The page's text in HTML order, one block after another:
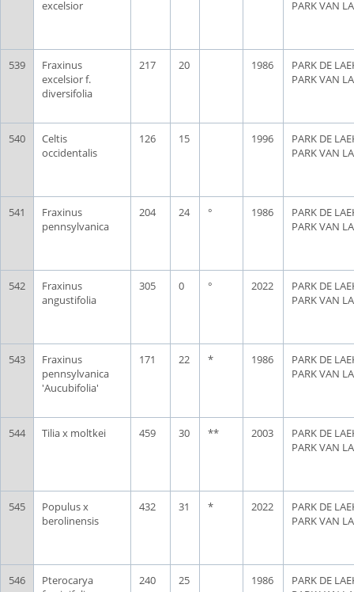
excelsior PARK VAN
539
Fraxinus
excelsior f.
diversifolia
217 20 1986
PARK DE
PARK VAN
540
Celtis
occidentalis
126 15 1996
PARK DE
PARK VAN
541
Fraxinus
pennsylvanica
204 24 ° 1986
PARK DE
PARK VAN
542
Fraxinus
angustifolia
305 0 ° 2022
PARK DE
PARK VAN
543
Fraxinus
pennsylvanica
'Aucubifolia'
171 22 * 1986
PARK DE
PARK VAN
544 Tilia x moltkei 459 30 ** 2003
PARK DE
PARK VAN
545
Populus x
berolinensis
432 31 * 2022
PARK DE
PARK VAN
546
Pterocarya
240 25 1986
PARK DE